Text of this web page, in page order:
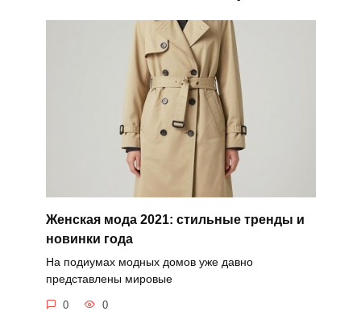
Женская мода 2021: стильные тренды и
новинки года
На подиумах модных домов уже давно
представлены мировые
0 0